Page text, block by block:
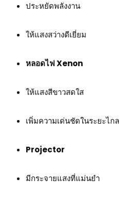
ประหยัดพลังงาน
ให้แสงสว่างดีเยี่ยม
หลอดไฟ Xenon
ให้แสงสีขาวสดใส
เพิ่มความเด่นชัดในระยะไกล
Projector
มีกระจายแสงที่แม่นยำ